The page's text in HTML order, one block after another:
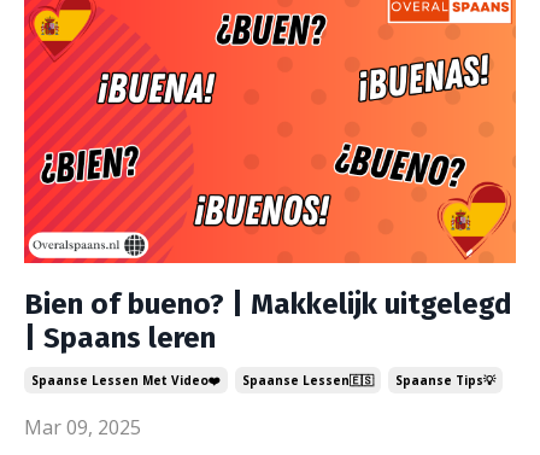
Bien of bueno? | Makkelijk uitgelegd
| Spaans leren
Spaanse Lessen Met Video❤️ Spaanse Lessen🇪🇸 Spaanse Tips💡
Mar 09, 2025